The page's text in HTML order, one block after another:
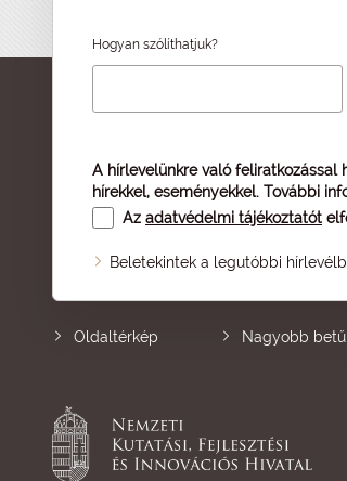
Hogyan szólíthatjuk?
A hírlevelünkre való feliratkozással
hírekkel, eseményekkel. További
Az adatvédelmi tájékoztatót
Beletekintek a legutóbbi
Oldaltérkép Nagyobb betű